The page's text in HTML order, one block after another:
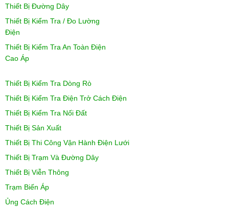
Thiết Bị Đường Dây
Thiết Bị Kiểm Tra / Đo Lường
Điện
Thiết Bị Kiểm Tra An Toàn Điện
Cao Áp
Thiết Bị Kiểm Tra Dòng Rò
Thiết Bị Kiểm Tra Điện Trở Cách Điện
Thiết Bị Kiểm Tra Nối Đất
Thiết Bị Sản Xuất
Thiết Bị Thi Công Vận Hành Điện Lưới
Thiết Bị Trạm Và Đường Dây
Thiết Bị Viễn Thông
Trạm Biến Áp
Ủng Cách Điện